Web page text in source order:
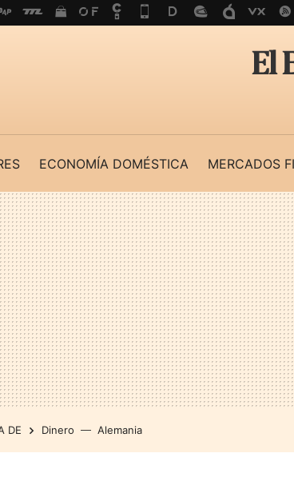
ECONOMÍA DOMÉSTICA MERCADOS
DE Dinero Alemania